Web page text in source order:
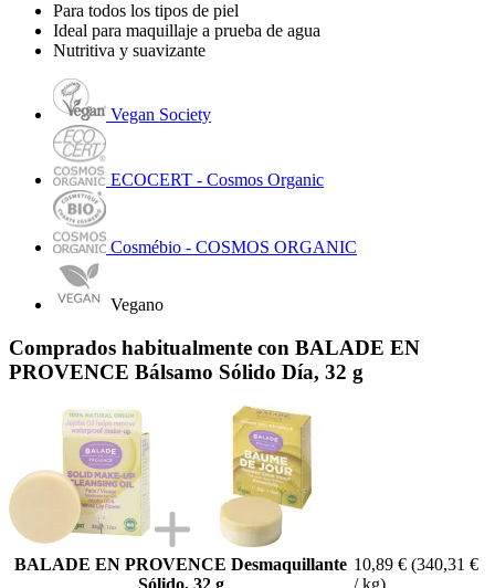
Para todos los tipos de piel
Ideal para maquillaje a prueba de agua
Nutritiva y suavizante
Vegan Society
ECOCERT - Cosmos Organic
Cosmébio - COSMOS ORGANIC
Vegano
Comprados habitualmente con BALADE EN
PROVENCE Bálsamo Sólido Día, 32 g
BALADE EN PROVENCE Desmaquillante
Sólido, 32 g
10,89 € (340,31 €
/ kg)